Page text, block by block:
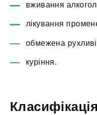
вживання
лікування
обмежена
куріння.
Класифікація